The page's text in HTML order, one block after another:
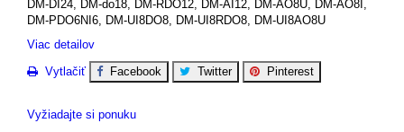
DM-DI24, DM-do18, DM-RDO12, DM-AI12, DM-AO8U, DM-AO8I,
DM-PDO6NI6, DM-UI8DO8, DM-UI8RDO8, DM-UI8AO8U
Viac detailov
Vytlačiť
Facebook Twitter Pinterest
Vyžiadajte si ponuku